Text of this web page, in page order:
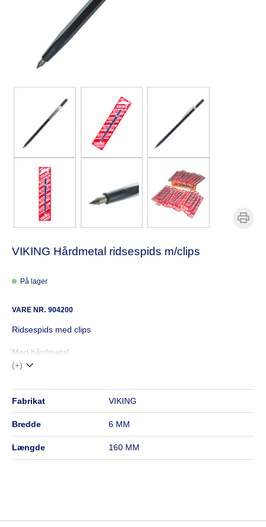
VIKING Hårdmetal ridsespids m/clips
På lager
VARE NR. 904200
Ridsespids med clips
Med hårdmetal
(+)
fabrikat VIKING
bredde 6 MM
længde 160 MM